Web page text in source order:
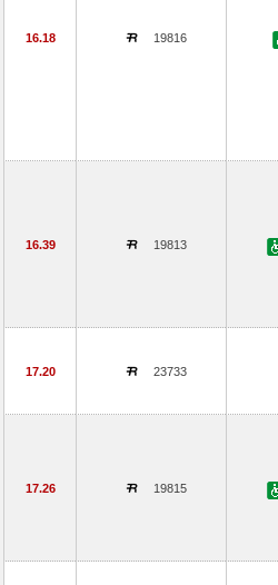
16.18 19816
16.39 19813
17.20 23733
17.26 19815